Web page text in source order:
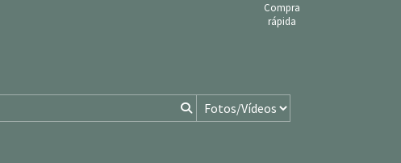
Compra
rápida